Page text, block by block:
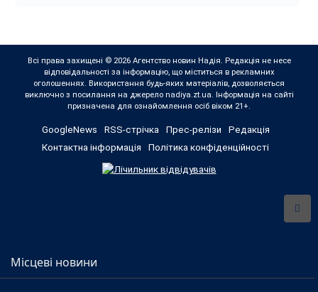
Всі права захищені © 2026 Агентство новин Надія. Редакція не несе
відповідальності за інформацію, що міститься в рекламних
оголошеннях. Використання будь-яких матеріалів, дозволяється
виключно з посилання на джерело nadiya.zt.ua. Інформація на сайті
призначена для ознайомлення осіб віком 21+.
GoogleNews RSS-стрічка Прес-релізи
Редакція
Контактна інформація
Політика конфіденційності
Місцеві новини